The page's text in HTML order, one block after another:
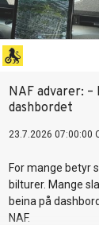
NAF advarer: –
dashbordet
23.7.2026 07:00:00
For mange betyr
bilturer. Mange
beina på
NAF.